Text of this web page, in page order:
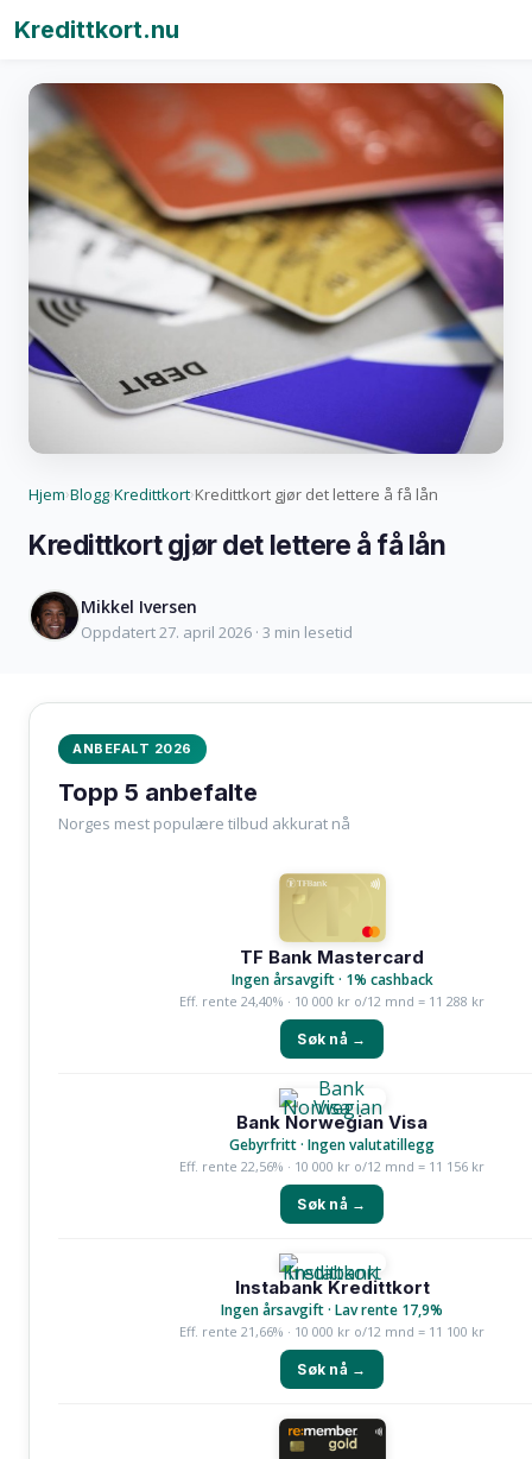
Kredittkort.nu
Hjem›Blogg›Kredittkort›Kredittkort gjør det lettere å få lån
Kredittkort gjør det lettere å få lån
Mikkel Iversen
Oppdatert 27. april 2026 · 3 min lesetid
ANBEFALT 2026
Topp 5 anbefalte
Norges mest populære tilbud akkurat nå
TF Bank Mastercard
Ingen årsavgift · 1% cashback
Eff. rente 24,40% · 10 000 kr o/12 mnd = 11 288 kr
Søk nå →
Bank Norwegian Visa
Gebyrfritt · Ingen valutatillegg
Eff. rente 22,56% · 10 000 kr o/12 mnd = 11 156 kr
Søk nå →
Instabank Kredittkort
Ingen årsavgift · Lav rente 17,9%
Eff. rente 21,66% · 10 000 kr o/12 mnd = 11 100 kr
Søk nå →